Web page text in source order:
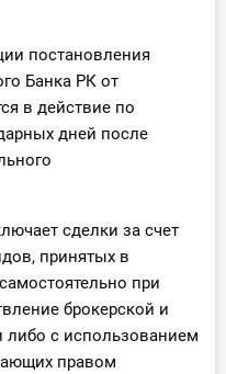
постановления
Банка РК от
в действие по
дней после
сделки за счет
принятых в
при
брокерской и
либо с использованием
правом